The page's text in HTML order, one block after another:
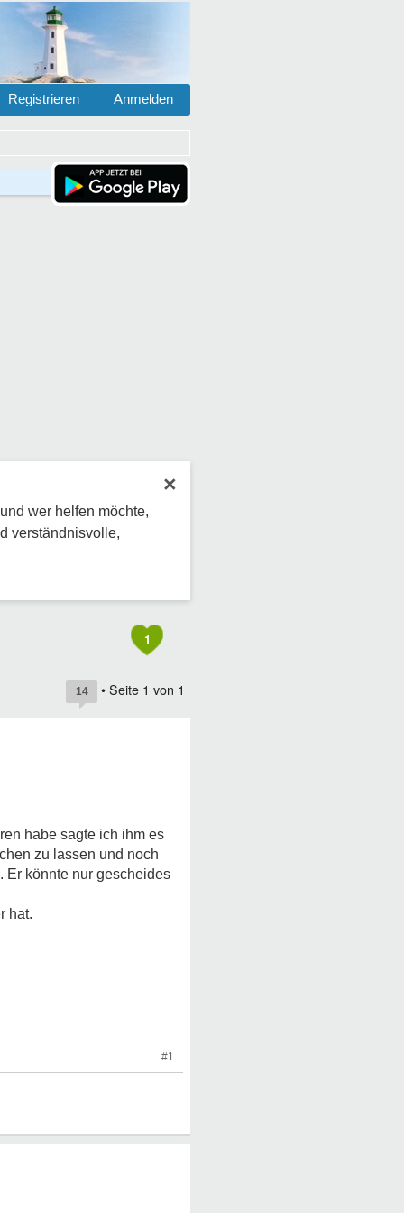
Anmelden
Registrieren
×
wer helfen möchte,
verständnisvolle,
1
14 • Seite 1 von 1
habe sagte ich ihm es
zu lassen und noch
Er könnte nur gescheides
hat.
#1